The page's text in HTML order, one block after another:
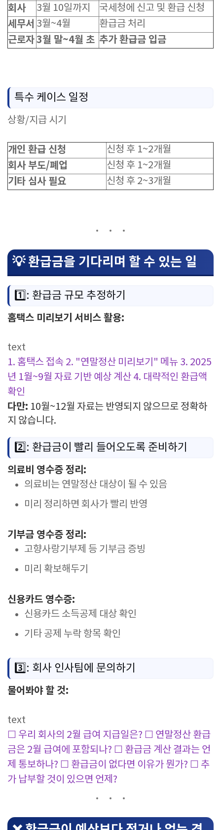
회사
3월 10일까지 국세청에 신고 및 환급 신청
세무서 3월~4월 환급금 처리
근로자3월 말~4월 초 추가 환급금 입금
특수 케이스 일정
상황/지급 시기
개인 환급 신청 신청 후 1~2개월
회사 부도/폐업 신청 후 1~2개월
기타 심사 필요 신청 후 2~3개월
💡 환급금을 기다리며 할 수 있는 일
1️⃣: 환급금 규모 추정하기
홈택스 미리보기 서비스 활용:
text
1. 홈택스 접속 2. "연말정산 미리보기" 메뉴 3. 2025
년 1월~9월 자료 기반 예상 계산 4. 대략적인 환급액
확인
다만: 10월~12월 자료는 반영되지 않으므로 정확하
지 않습니다.
2️⃣: 환급금이 빨리 들어오도록 준비하기
의료비 영수증 정리:
의료비는 연말정산 대상이 될 수 있음
미리 정리하면 회사가 빨리 반영
기부금 영수증 정리:
고향사랑기부제 등 기부금 증빙
미리 확보해두기
신용카드 영수증:
신용카드 소득공제 대상 확인
기타 공제 누락 항목 확인
3️⃣: 회사 인사팀에 문의하기
물어봐야 할 것:
text
☐ 우리 회사의 2월 급여 지급일은? ☐ 연말정산 환급
금은 2월 급여에 포함되나? ☐ 환급금 계산 결과는 언
제 통보하나? ☐ 환급금이 없다면 이유가 뭔가? ☐ 추
가 납부할 것이 있으면 언제?